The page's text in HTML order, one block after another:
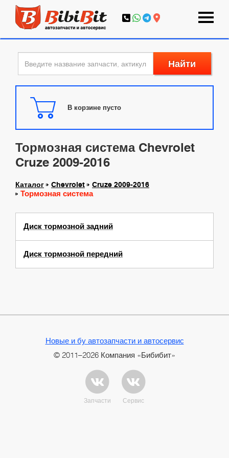
Найти
В корзине пусто
Тормозная система Chevrolet
Cruze 2009-2016
Каталог Chevrolet Cruze 2009-2016
Тормозная система
Диск тормозной задний
Диск тормозной передний
Новые и бу автозапчасти и автосервис
© 2011–2026 Компания «Бибибит»
Запчасти Сервис